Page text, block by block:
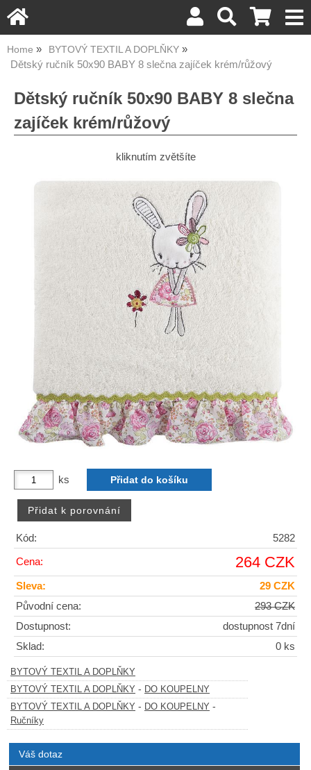
Home BYTOVÝ TEXTIL A DOPLŇKY
Dětský ručník 50x90 BABY 8 slečna zajíček krém/růžový
Dětský ručník 50x90 BABY 8 slečna
zajíček krém/růžový
kliknutím zvětšíte
ks
Kód: 5282
Cena: 264 CZK
Sleva:
29 CZK
Původní cena:
293 CZK
Dostupnost:
dostupnost 7dní
Sklad:
0 ks
BYTOVÝ TEXTIL A DOPLŇKY
BYTOVÝ TEXTIL A DOPLŇKY - DO KOUPELNY
BYTOVÝ TEXTIL A DOPLŇKY - DO KOUPELNY -
Ručníky
Váš dotaz